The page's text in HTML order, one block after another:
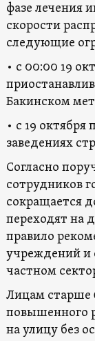
фазе лечения
скорости
следующие
• с 00:00 19
Бакинском
• с 19 октября
заведениях
Согласно
сотрудников
сокращается
переходят на
правило
учреждений и
частном
Лицам старше
повышенного
на улицу без